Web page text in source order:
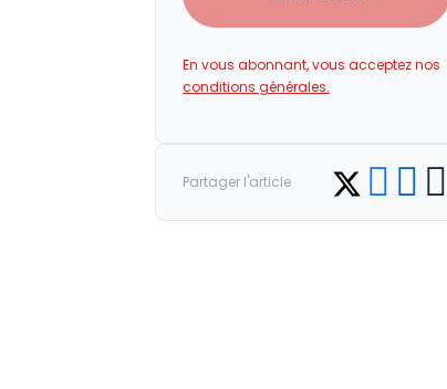
En vous abonnant, vous acceptez nos
conditions générales.
Partager l'article Share onShare on
Share